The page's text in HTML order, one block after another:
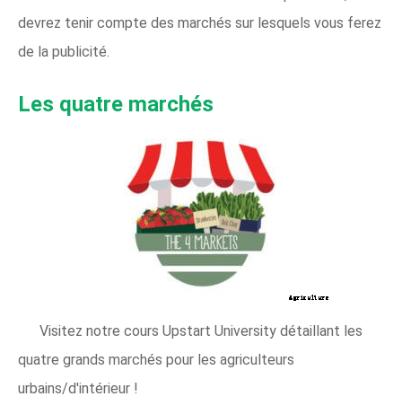
devrez tenir compte des marchés sur lesquels vous ferez
de la publicité.
Les quatre marchés
Visitez notre cours Upstart University détaillant les
quatre grands marchés pour les agriculteurs
urbains/d'intérieur !